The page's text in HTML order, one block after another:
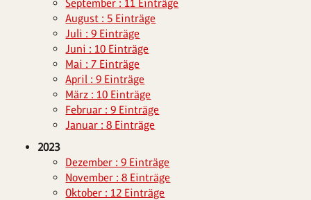
September : 11 Einträge
August : 5 Einträge
Juli : 9 Einträge
Juni : 10 Einträge
Mai : 7 Einträge
April : 9 Einträge
März : 10 Einträge
Februar : 9 Einträge
Januar : 8 Einträge
2023
Dezember : 9 Einträge
November : 8 Einträge
Oktober : 12 Einträge